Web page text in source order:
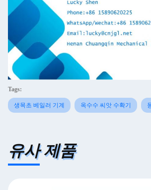
Tags:
생목초 베일러 기계 옥수수 씨앗 수확기
유사 제품